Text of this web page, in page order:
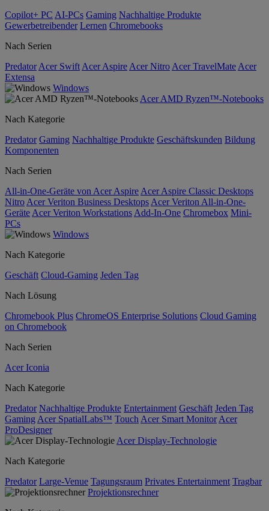
Copilot+ PC AI-PCs Gaming Nachhaltige Produkte
Gewerbetreibender Lernen Chromebooks
Nach Serien
Predator Acer Swift Acer Aspire Acer Nitro Acer TravelMate Acer
Extensa
Windows
Acer AMD Ryzen™-Notebooks
Nach Kategorie
Predator Gaming Nachhaltige Produkte Geschäftskunden Bildung
Komponenten
Nach Serien
All-in-One-Geräte von Acer Aspire Acer Aspire Classic Desktops
Nitro Acer Veriton Business Desktops Acer Veriton All-in-One-
Geräte Acer Veriton Workstations Add-In-One Chromebox Mini-
PCs
Windows
Nach Kategorie
Geschäft Cloud-Gaming Jeden Tag
Nach Lösung
Chromebook Plus ChromeOS Enterprise Solutions Cloud Gaming
on Chromebook
Nach Serien
Acer Iconia
Nach Kategorie
Predator Nachhaltige Produkte Entertainment Geschäft Jeden Tag
Gaming Acer SpatialLabs™ Touch Acer Smart Monitor Acer
ProDesigner
Acer Display-Technologie
Nach Kategorie
Predator Large-Venue Tagungsraum Privates Entertainment Tragbar
Projektionsrechner